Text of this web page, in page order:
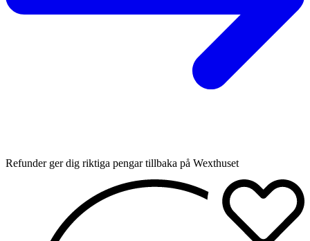
Refunder ger dig riktiga pengar tillbaka på Wexthuset